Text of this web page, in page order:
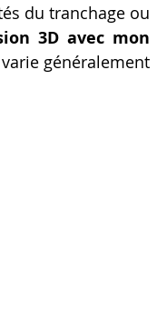
du tranchage ou
3D avec mon
généralement